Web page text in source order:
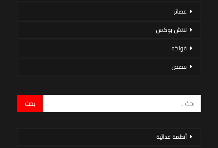
عصائر
لانش بوكس
فواكه
قصص
أنظمة غذائية